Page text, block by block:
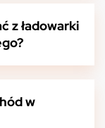
z ładowarki
w